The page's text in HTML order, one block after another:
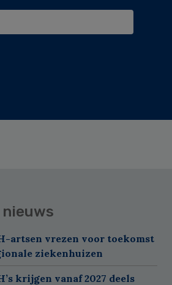
artsen vrezen voor toekomst
ziekenhuizen
krijgen vanaf 2027 deels